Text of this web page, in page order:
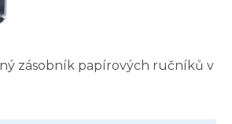
zásobník papírových ručníků v